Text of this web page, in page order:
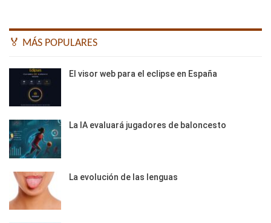
🏅 MÁS POPULARES
El visor web para el eclipse en España
La IA evaluará jugadores de baloncesto
La evolución de las lenguas